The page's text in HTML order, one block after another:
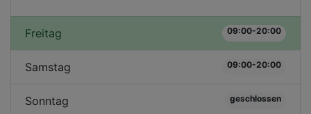
Freitag 09:00-20:00
Samstag 09:00-20:00
Sonntag geschlossen